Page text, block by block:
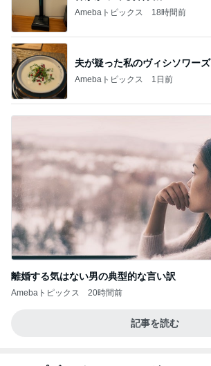
Amebaトピックス 18時間前
夫が疑った私のヴィシソワーズ
Amebaトピックス 1日前
離婚する気はない男の典型的な言い訳
Amebaトピックス 20時間前
記事を読む